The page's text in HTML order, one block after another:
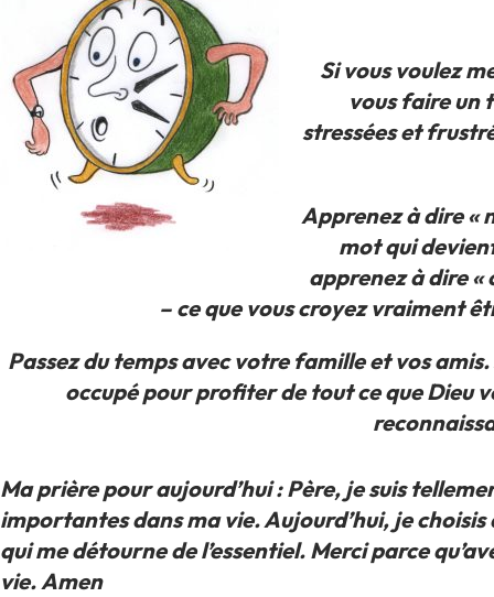
Sivous voulez
vous faire un
stressées et
Apprenez à dire «
mot qui
apprenez à dire
– ce que vous croyez vraiment
Passez du temps avec votre famille et vos
occupé pour profiter de tout ce que Dieu
Ma prière pour aujourd’hui :Père, je suis
importantes dans ma vie. Aujourd’hui, je
qui me détourne de l’essentiel. Merci parce
vie.Amen